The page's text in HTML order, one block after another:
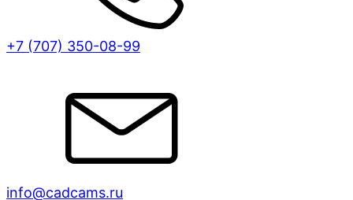
+7 (707) 350-08-99
info@cadcams.ru